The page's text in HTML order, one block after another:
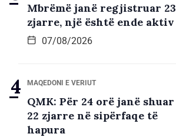
Mbrëmë janë regjistruar 23
zjarre, një është ende aktiv
07/08/2026
MAQEDONI E VERIUT
QMK: Për 24 orë janë shuar
22 zjarre në sipërfaqe të
hapura